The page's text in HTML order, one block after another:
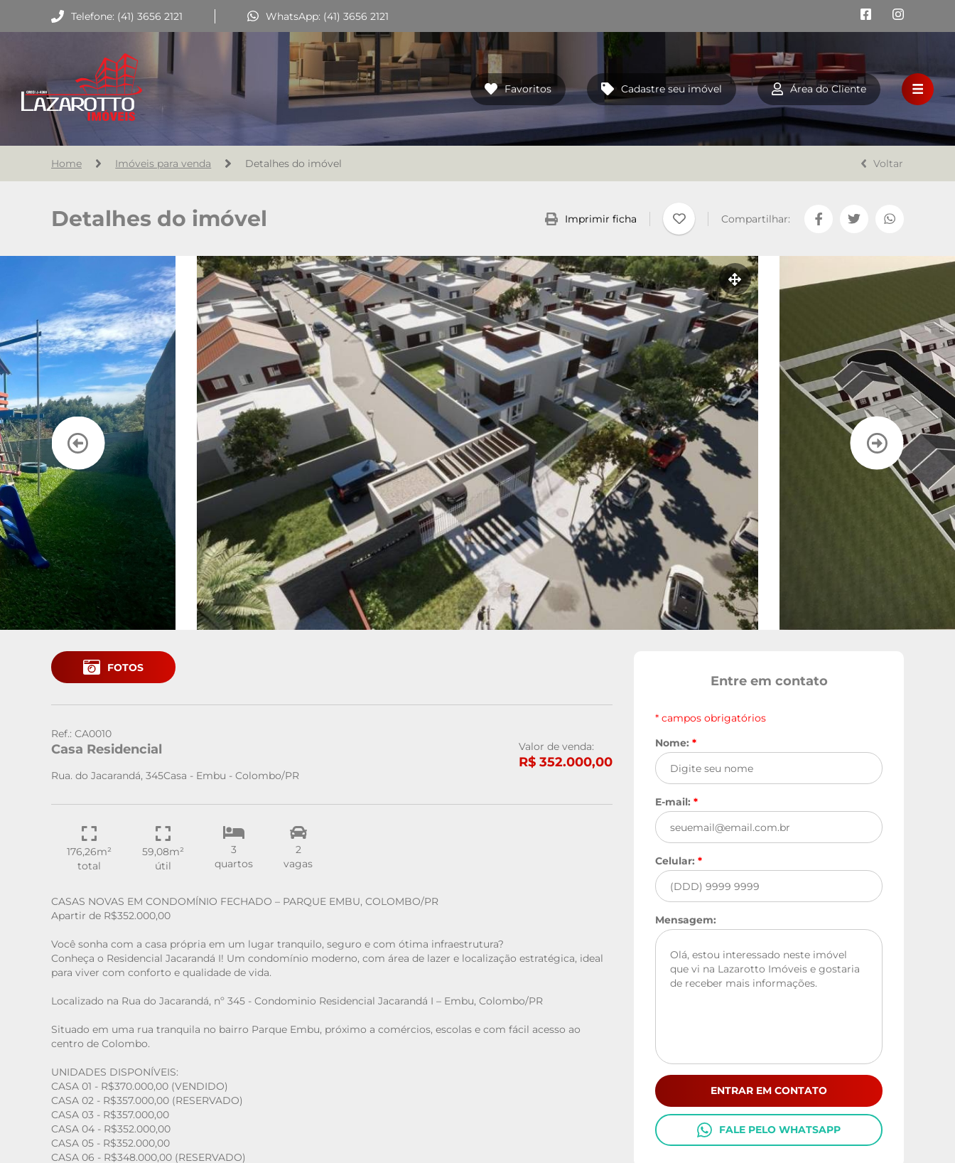
Telefone: (41) 3656 2121 WhatsApp: (41) 3656 2121
Favoritos Cadastre seu imóvel
Área do Cliente
HOME
VENDA
FINANCIAMENTO
A LAZAROTTO IMÓVEIS
TRABALHE CONOSCO
CONTATO
Home Imóveis para venda Detalhes do imóvel Voltar
Detalhes do imóvel Imprimir ficha Compartilhar:
FOTOS
Ref.: CA0010
Casa Residencial
Rua. do Jacarandá, 345Casa - Embu - Colombo/PR
Valor de venda:
R$ 352.000,00
176,26m²
total
59,08m²
útil
3
quartos
2
vagas
CASAS NOVAS EM CONDOMÍNIO FECHADO – PARQUE EMBU, COLOMBO/PR
Apartir de R$352.000,00
Você sonha com a casa própria em um lugar tranquilo, seguro e com ótima infraestrutura?
Conheça o Residencial Jacarandá I! Um condomínio moderno, com área de lazer e localização estratégica, ideal
para viver com conforto e qualidade de vida.
Localizado na Rua do Jacarandá, nº 345 - Condominio Residencial Jacarandá I – Embu, Colombo/PR
Situado em uma rua tranquila no bairro Parque Embu, próximo a comércios, escolas e com fácil acesso ao
centro de Colombo.
UNIDADES DISPONÍVEIS:
CASA 01 - R$370.000,00 (VENDIDO)
CASA 02 - R$357.000,00 (RESERVADO)
CASA 03 - R$357.000,00
CASA 04 - R$352.000,00
CASA 05 - R$352.000,00
CASA 06 - R$348.000,00 (RESERVADO)
Entre em contato
* campos obrigatórios
Nome:*
E-mail:*
Celular:*
Mensagem:
ENTRAR EM CONTATO
FALE PELO WHATSAPP